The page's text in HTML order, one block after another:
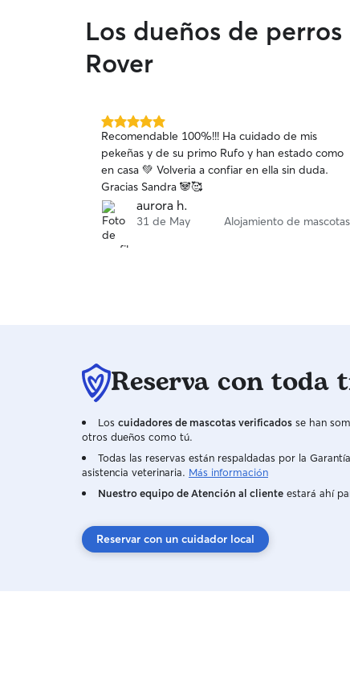
Los dueños de
Rover
5.0
de
5
estrellas
Recomendable 100%!!! Ha cuidado de mis
pekeñas y de su primo Rufo y han estado como
en casa 💚 Volveria a confiar en ella sin duda.
Gracias Sandra 🐼🥰
aurora h.
31 de May Alojamiento de mascotas
Reserva con toda
Los cuidadores de mascotas verificados se han
otros dueños como tú.
Todas las reservas están respaldadas por la
asistencia veterinaria. Más información
Nuestro equipo de Atención al cliente estará ahí
Reservar con un cuidador local